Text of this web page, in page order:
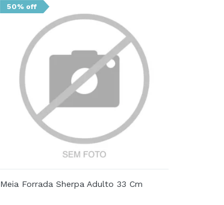
50% off
Meia Forrada Sherpa Adulto 33 Cm